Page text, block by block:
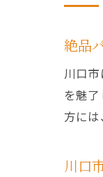
絶品
川口
を魅
方には
川口